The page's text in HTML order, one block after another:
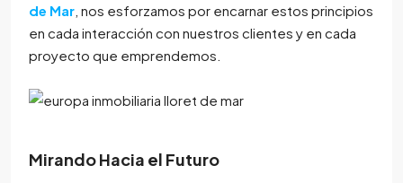
de Mar , nos esforzamos por encarnar estos principios
en cada interacción con nuestros clientes y en cada
proyecto que emprendemos.
Mirando Hacia el Futuro